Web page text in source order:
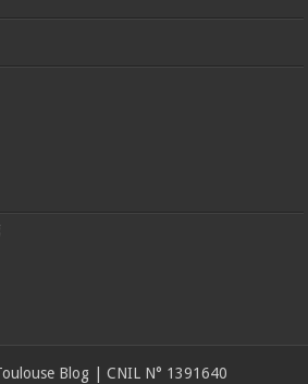
Blog | CNIL N° 1391640